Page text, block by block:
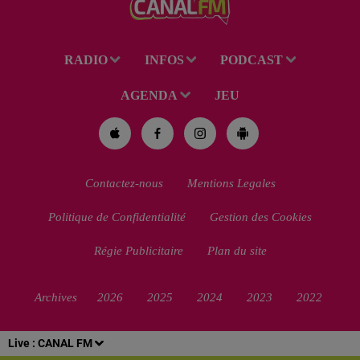
Live : CANAL FM
RADIO INFOS PODCAST
AGENDA JEU
Contactez-nous Mentions Legales
Politique de Confidentialité Gestion des Cookies
Régie Publicitaire Plan du site
Archives 2026 2025 2024 2023 2022